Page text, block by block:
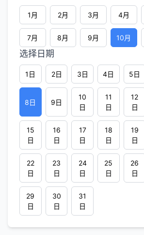
1月 2月 3月 4月
7月 8月 9月 10月
选择日期
1日 2日 3日 4日 5日
8日 9日
10
日
11
日
12
日
15
日
16
日
17
日
18
日
19
日
22
日
23
日
24
日
25
日
26
日
29
日
30
日
31
日